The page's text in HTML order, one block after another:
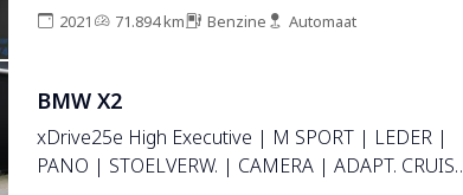
2021 71.894 km Benzine Automaat
BMW X2
xDrive25e High Executive | M SPORT | LEDER |
PANO | STOELVERW. | CAMERA | ADAPT. CRUISE